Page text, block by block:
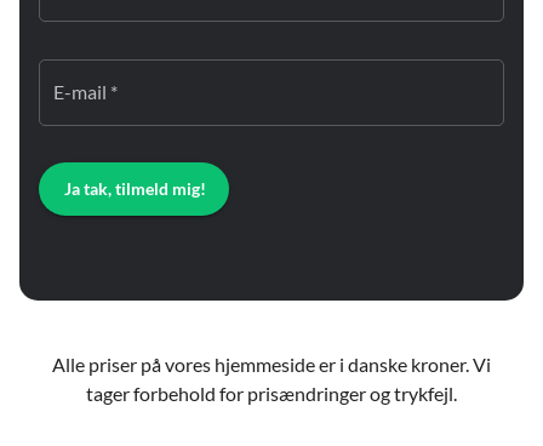
E-mail *
Ja tak, tilmeld mig!
Alle priser på vores hjemmeside er i danske kroner. Vi
tager forbehold for prisændringer og trykfejl.